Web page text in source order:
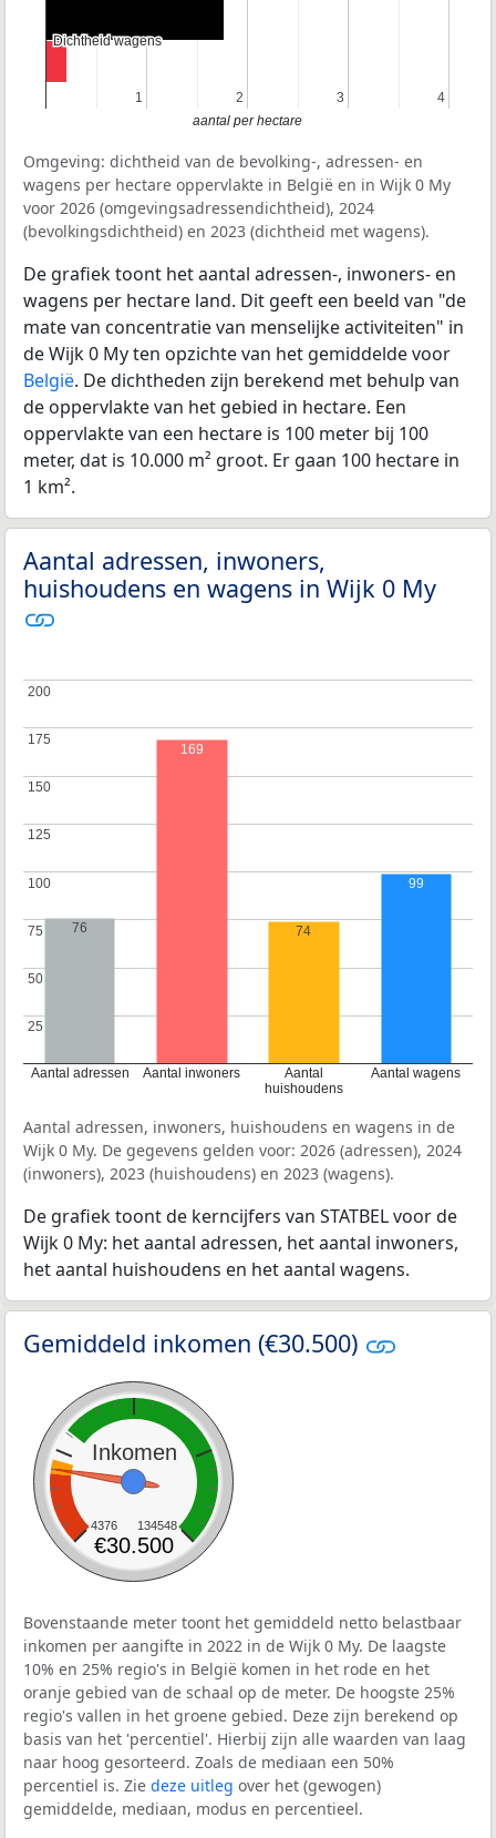
1
1 2
2 3
3 4
4
Dichtheid wagens
Dichtheid wagens
aantal per hectare
Omgeving: dichtheid van de bevolking-, adressen- en
wagens per hectare oppervlakte in België en in Wijk 0 My
voor 2026 (omgevingsadressendichtheid), 2024
(bevolkingsdichtheid) en 2023 (dichtheid met wagens).
De grafiek toont het aantal adressen-, inwoners- en
wagens per hectare land. Dit geeft een beeld van "de
mate van concentratie van menselijke activiteiten" in
de Wijk 0 My ten opzichte van het gemiddelde voor
België. De dichtheden zijn berekend met behulp van
de oppervlakte van het gebied in hectare. Een
oppervlakte van een hectare is 100 meter bij 100
meter, dat is 10.000 m² groot. Er gaan 100 hectare in
1 km².
Aantal adressen, inwoners,
huishoudens en wagens in Wijk 0 My
Aantal adressen Aantal inwoners
Aantal
huishoudens
Aantal wagens
25
25
50
50
75
75
100
100
125
125
150
150
175
175
200
200
76
169
74
99
Aantal adressen, inwoners, huishoudens en wagens in de
Wijk 0 My. De gegevens gelden voor: 2026 (adressen), 2024
(inwoners), 2023 (huishoudens) en 2023 (wagens).
De grafiek toont de kerncijfers van STATBEL voor de
Wijk 0 My: het aantal adressen, het aantal inwoners,
het aantal huishoudens en het aantal wagens.
Gemiddeld inkomen (€30.500)
Inkomen
4376 134548
€30.500
Bovenstaande meter toont het gemiddeld netto belastbaar
inkomen per aangifte in 2022 in de Wijk 0 My. De laagste
10% en 25% regio's in België komen in het rode en het
oranje gebied van de schaal op de meter. De hoogste 25%
regio's vallen in het groene gebied. Deze zijn berekend op
basis van het 'percentiel'. Hierbij zijn alle waarden van laag
naar hoog gesorteerd. Zoals de mediaan een 50%
percentiel is. Zie deze uitleg over het (gewogen)
gemiddelde, mediaan, modus en percentieel.